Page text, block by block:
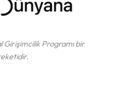
Girişimcilik Programı bir